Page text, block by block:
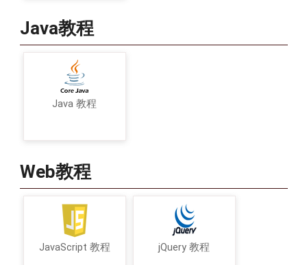
Java教程
Java 教程
Web教程
JavaScript 教程 jQuery 教程